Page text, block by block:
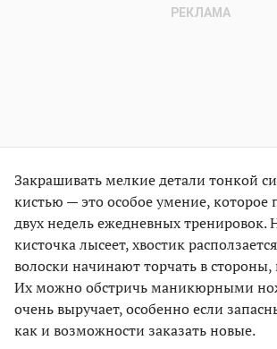
Закрашивать мелкие детали тонкой
кистью — это особое умение, которое
двух недель ежедневных тренировок.
кисточка лысеет, хвостик
волоски начинают торчать в стороны,
Их можно обстричь маникюрными
очень выручает, особенно если
как и возможности заказать новые.